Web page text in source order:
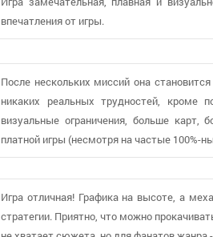
впечатления от игры.
После нескольких миссий она
никаких реальных трудностей, кроме
визуальные ограничения, больше
платной игры (несмотря на частые 100%-
Игра отличная! Графика на высоте, а
стратегии. Приятно, что можно